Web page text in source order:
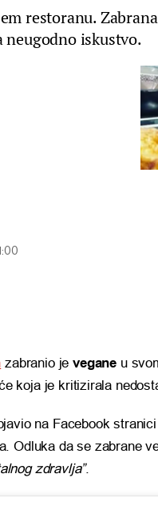
restoranu. Zabrana
neugodno iskustvo.
zabranio jevegane u
koja je kritizirala
na Facebook
Odluka da se zabrane
zdravlja”.